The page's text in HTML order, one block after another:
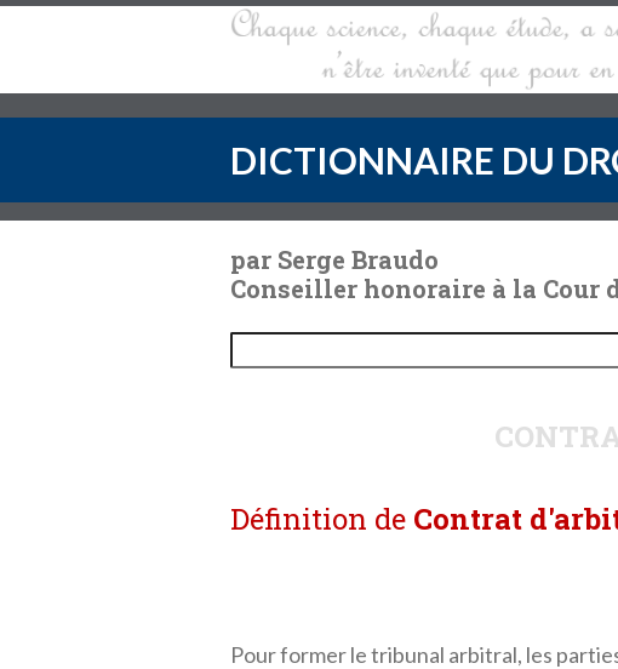
DICTIONNAIRE DU
par Serge Braudo
Conseiller honoraire à la Cour
Définition de Contrat
Pour former le tribunal arbitral, les